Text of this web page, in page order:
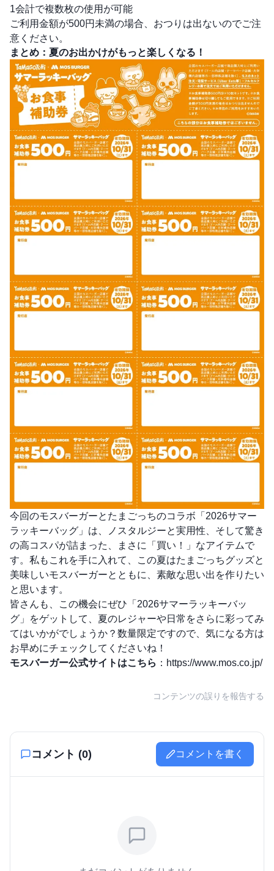
1会計で複数枚の使用が可能
ご利用金額が500円未満の場合、おつりは出ないのでご注
意ください。
まとめ：夏のお出かけがもっと楽しくなる！
今回のモスバーガーとたまごっちのコラボ「2026サマー
ラッキーバッグ」は、ノスタルジーと実用性、そして驚き
の高コスパが詰まった、まさに「買い！」なアイテムで
す。私もこれを手に入れて、この夏はたまごっちグッズと
美味しいモスバーガーとともに、素敵な思い出を作りたい
と思います。
皆さんも、この機会にぜひ「2026サマーラッキーバッ
グ」をゲットして、夏のレジャーや日常をさらに彩ってみ
てはいかがでしょうか？数量限定ですので、気になる方は
お早めにチェックしてくださいね！
モスバーガー公式サイトはこちら ： https://www.mos.co.jp/
コンテンツの誤りを報告する
コメント (0) コメントを書く